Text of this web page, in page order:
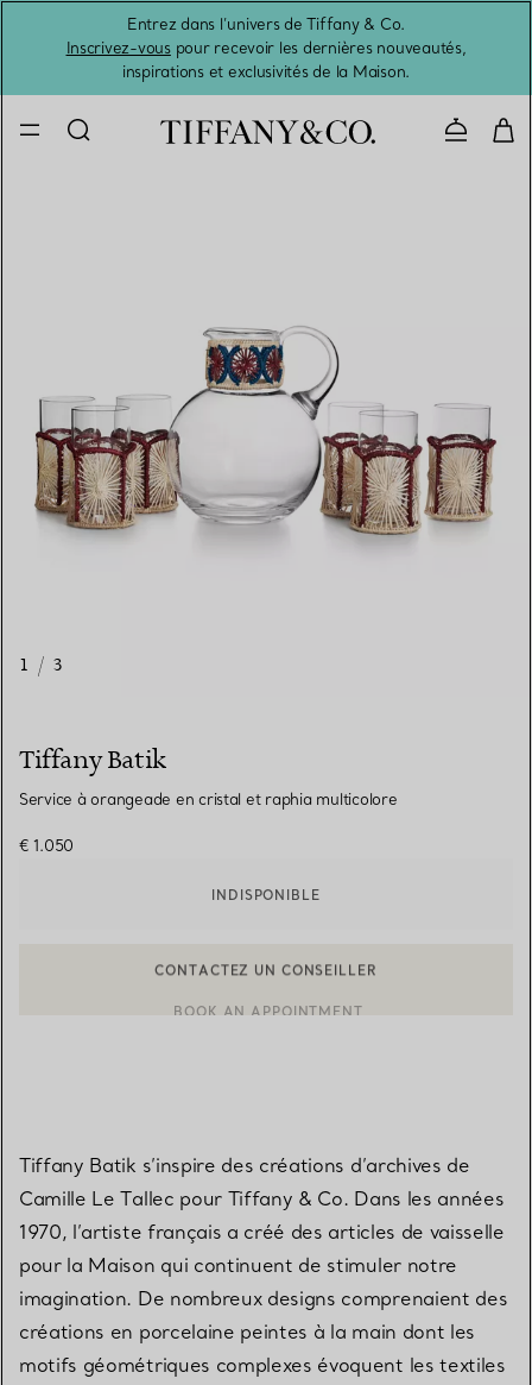
Entrez dans l’univers de Tiffany & Co.
Inscrivez-vouspour recevoir les dernières nouveautés,
inspirations et exclusivités de la Maison.
1 / 3
Tiffany Batik
Service à orangeade en cristal et raphia multicolore
€ 1.050
INDISPONIBLE
CONTACTEZ UN CONSEILLER
Tiffany Batik s’inspire des créations d’archives de
Camille Le Tallec pour Tiffany & Co. Dans les années
1970, l’artiste français a créé des articles de vaisselle
pour la Maison qui continuent de stimuler notre
imagination. De nombreux designs comprenaient des
créations en porcelaine peintes à la main dont les
motifs géométriques complexes évoquent les textiles